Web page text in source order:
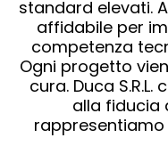
standard elevati.
affidabile per
competenza
Ogni progetto
cura. Duca
alla fiducia